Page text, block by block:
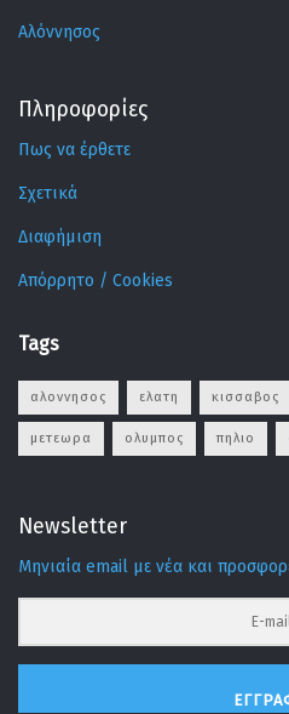
Αλόννησος
Πληροφορίες
Πως να έρθετε
Σχετικά
Διαφήμιση
Απόρρητο / Cookies
Tags
αλοννησος ελατη κισσαβος
μετεωρα ολυμπος πηλιο
Newsletter
Μηνιαία email με νέα και